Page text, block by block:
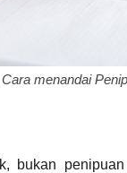
Cara menandai
bukan